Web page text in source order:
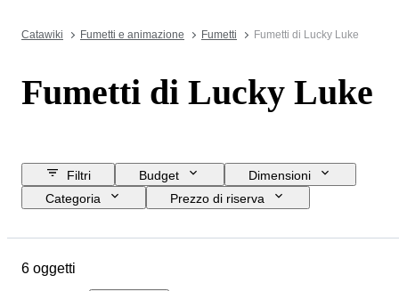
Catawiki Fumetti e animazione Fumetti Fumetti di Lucky Luke
Fumetti di Lucky Luke
Filtri Budget
Dimensioni
Categoria
Prezzo di riserva
Condizioni
6 oggetti